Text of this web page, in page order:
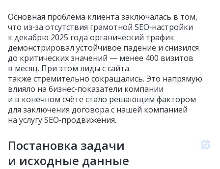
Основная проблема клиента заключалась в том,
что из‑за отсутствия грамотной SEO‑настройки
к декабрю 2025 года органический трафик
демонстрировал устойчивое падение и снизился
до критических значений — менее 400 визитов
в месяц. При этом лиды с сайта
также стремительно сокращались. Это напрямую
влияло на бизнес‑показатели компании
и в конечном счёте стало решающим фактором
для заключения договора с нашей компанией
на услугу SEO‑продвижения.
Постановка задачи
и исходные данные